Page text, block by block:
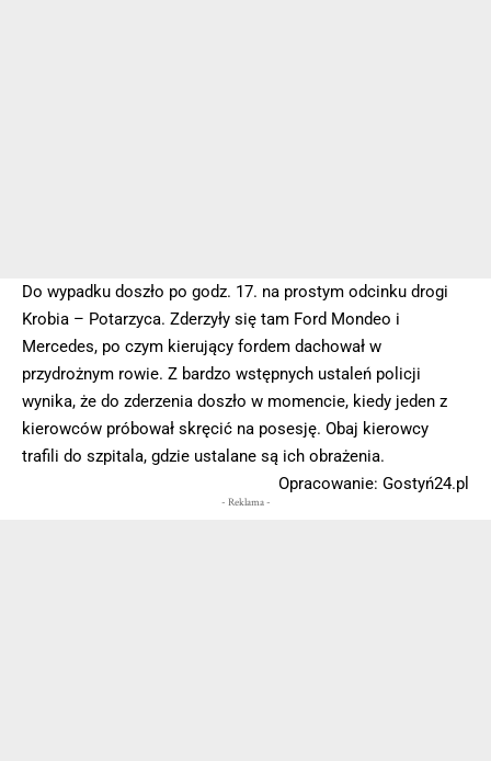
Do wypadku doszło po godz. 17. na prostym odcinku drogi
Krobia – Potarzyca. Zderzyły się tam Ford Mondeo i
Mercedes, po czym kierujący fordem dachował w
przydrożnym rowie. Z bardzo wstępnych ustaleń policji
wynika, że do zderzenia doszło w momencie, kiedy jeden z
kierowców próbował skręcić na posesję. Obaj kierowcy
trafili do szpitala, gdzie ustalane są ich obrażenia.
Opracowanie: Gostyń24.pl
- Reklama -